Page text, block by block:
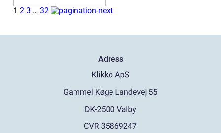
1 2 3 … 32
Adress